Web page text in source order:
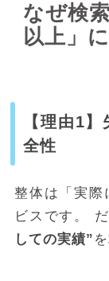
なぜ検
以上」
【理由1
全性
整体は「実際
ビスです。
しての実績”